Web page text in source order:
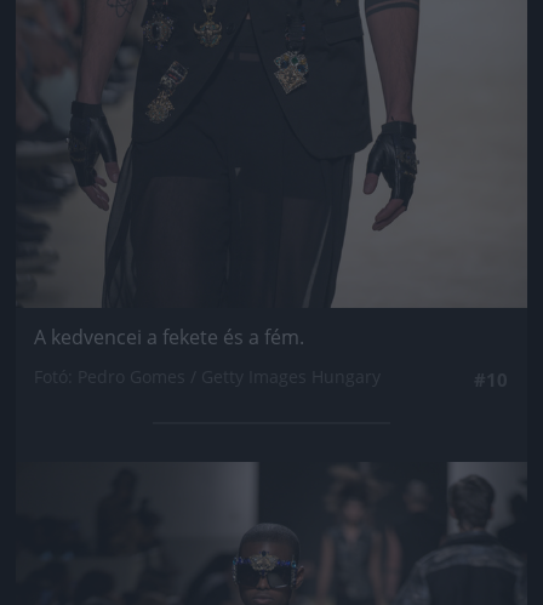
A kedvencei a fekete és a fém.
Jön még kép!